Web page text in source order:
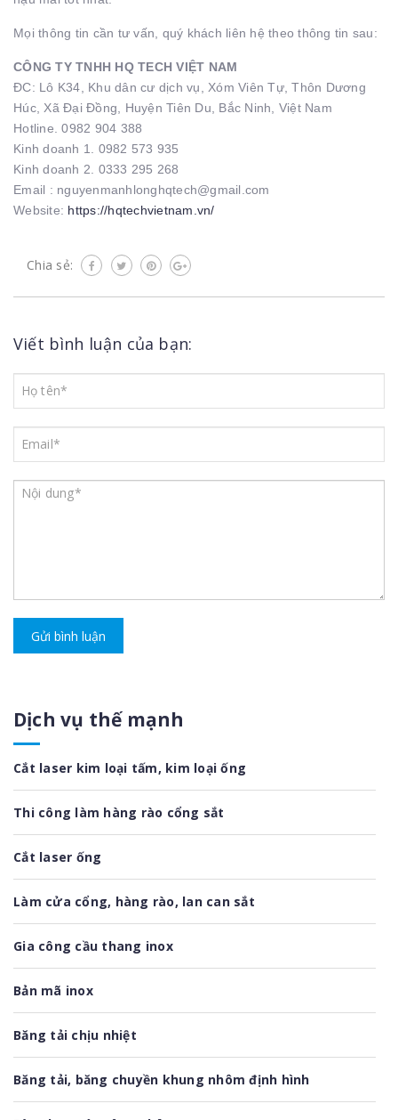
Mọi thông tin cần tư vấn, quý khách liên hệ theo thông tin sau:
CÔNG TY TNHH HQ TECH VIỆT NAM
ĐC: Lô K34, Khu dân cư dịch vụ, Xóm Viên Tự, Thôn Dương
Húc, Xã Đại Đồng, Huyện Tiên Du, Bắc Ninh, Việt Nam
Hotline. 0982 904 388
Kinh doanh 1. 0982 573 935
Kinh doanh 2. 0333 295 268
Email : nguyenmanhlonghqtech@gmail.com
Website: https://hqtechvietnam.vn/
Chia sẻ:
Viết bình luận của bạn:
Gửi bình luận
Dịch vụ thế mạnh
Cắt laser kim loại tấm, kim loại ống
Thi công làm hàng rào cổng sắt
Cắt laser ống
Làm cửa cổng, hàng rào, lan can sắt
Gia công cầu thang inox
Bản mã inox
Băng tải chịu nhiệt
Băng tải, băng chuyền khung nhôm định hình